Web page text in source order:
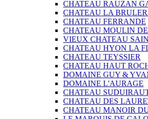
CHATEAU RAUZAN
CHATEAU LA
CHATEAU FERRANDE
CHATEAU MOULIN
VIEUX CHATEAU
CHATEAU HYON LA
CHATEAU TEYSSIER
CHATEAU HAUT
DOMAINE GUY &
DOMAINE L'AURAGE
CHATEAU
CHATEAU DES
CHATEAU MANOIR